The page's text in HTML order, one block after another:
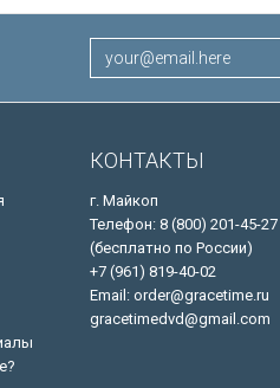
КОНТАКТЫ
г. Майкоп
Телефон: 8 (800) 201-45-27
(бесплатно по России)
+7 (961) 819-40-02
Email: order@gracetime.ru
gracetimedvd@gmail.com